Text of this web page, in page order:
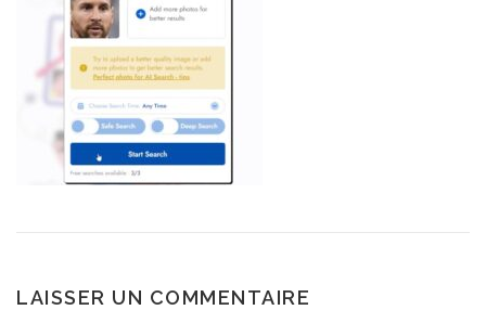
LAISSER UN COMMENTAIRE